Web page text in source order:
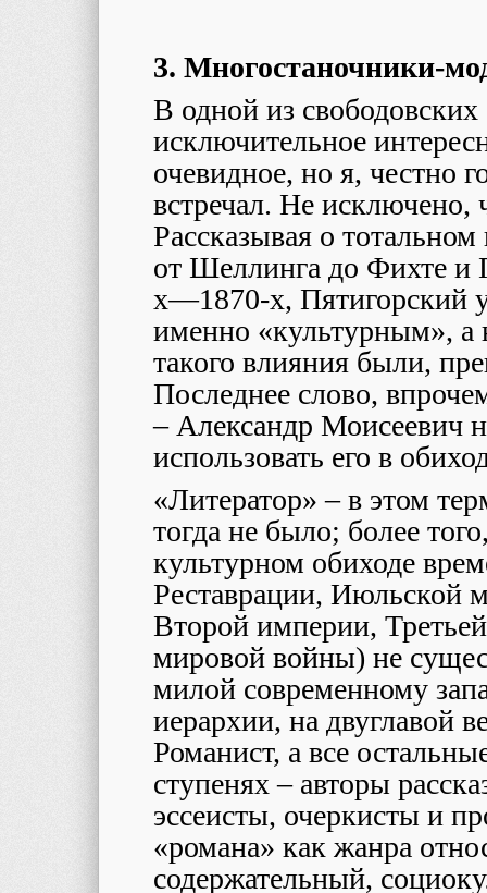
3. Многостаночники-
В одной из свободовских
исключительное
очевидное, но я, честно
встречал. Не исключено,
Рассказывая о
от Шеллинга до Фихте и
х―1870-х, Пятигорский
именно «культурным», а
такого влияния были,
Последнее слово,
– Александр Моисеевич
использовать его в
«Литератор» – в этом
тогда не было; более
культурном обиходе
Реставрации, Июльской
Второй империи,
мировой войны) не
милой современному
иерархии, на двуглавой
Романист, а все
ступенях – авторы
эссеисты, очеркисты и
«романа» как жанра
содержательный,